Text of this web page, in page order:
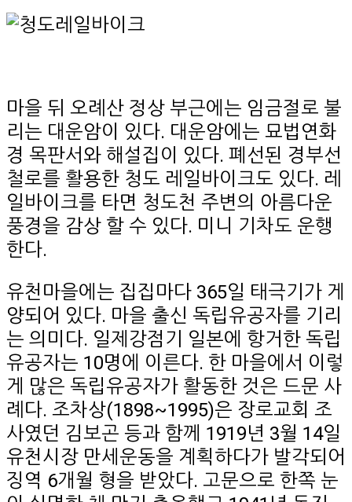
마을 뒤 오례산 정상 부근에는 임금절로 불
리는 대운암이 있다. 대운암에는 묘법연화
경 목판서와 해설집이 있다. 폐선된 경부선
철로를 활용한 청도 레일바이크도 있다. 레
일바이크를 타면 청도천 주변의 아름다운
풍경을 감상 할 수 있다. 미니 기차도 운행
한다.
유천마을에는 집집마다 365일 태극기가 게
양되어 있다. 마을 출신 독립유공자를 기리
는 의미다. 일제강점기 일본에 항거한 독립
유공자는 10명에 이른다. 한 마을에서 이렇
게 많은 독립유공자가 활동한 것은 드문 사
례다. 조차상(1898~1995)은 장로교회 조
사였던 김보곤 등과 함께 1919년 3월 14일
유천시장 만세운동을 계획하다가 발각되어
징역 6개월 형을 받았다. 고문으로 한쪽 눈